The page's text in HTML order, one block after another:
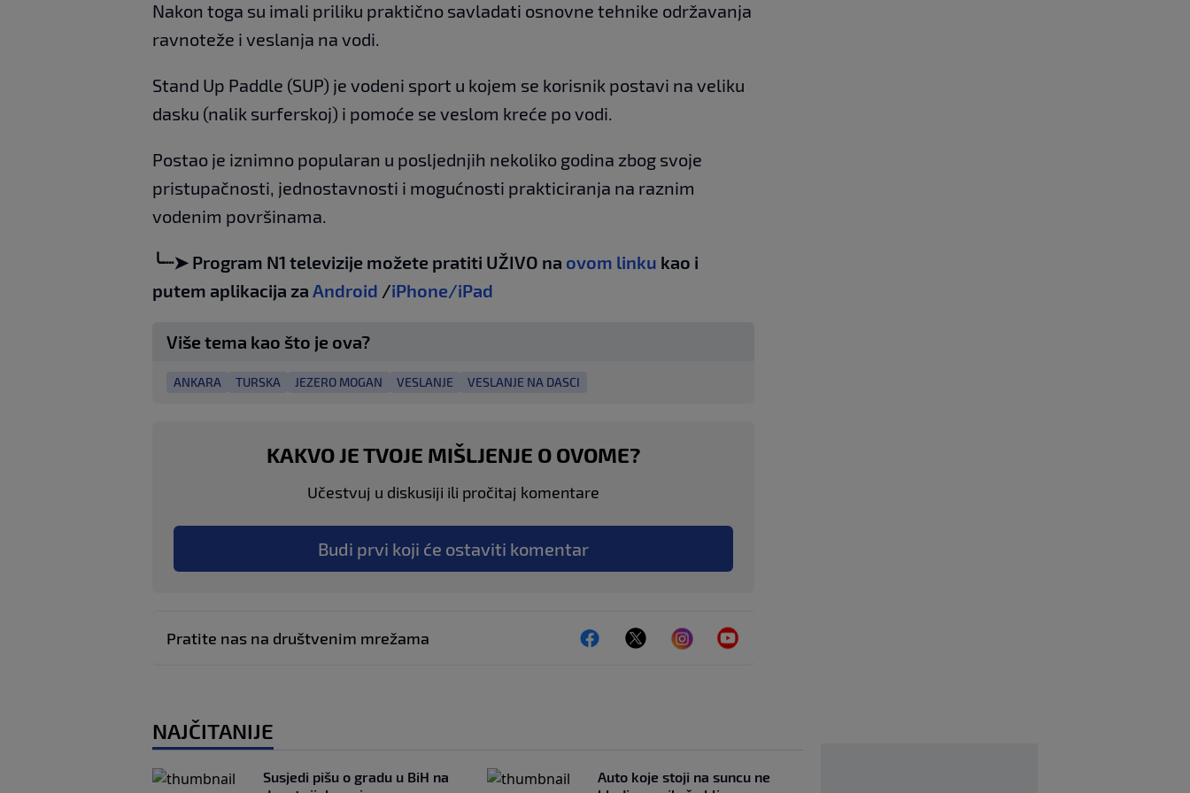
Nakon toga su imali priliku praktično savladati osnovne tehnike održavanja
ravnoteže i veslanja na vodi.
Stand Up Paddle (SUP) je vodeni sport u kojem se korisnik postavi na veliku
dasku (nalik surferskoj) i pomoće se veslom kreće po vodi.
Postao je iznimno popularan u posljednjih nekoliko godina zbog svoje
pristupačnosti, jednostavnosti i mogućnosti prakticiranja na raznim
vodenim površinama.
╰┈➤ Program N1 televizije možete pratiti UŽIVO na ovom linku kao i
putem aplikacija za Android /iPhone/iPad
Više tema kao što je ova?
ANKARA TURSKA JEZERO MOGAN VESLANJE VESLANJE NA DASCI
KAKVO JE TVOJE MIŠLJENJE O OVOME?
Učestvuj u diskusiji ili pročitaj komentare
Budi prvi koji će ostaviti komentar
Pratite nas na društvenim mrežama
NAJČITANIJE
Susjedi pišu o gradu u BiH na
Auto koje stoji na suncu ne